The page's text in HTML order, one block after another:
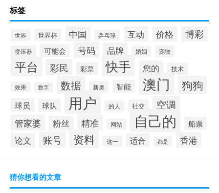
标签
世界 世界杯 中国 乒乓球 互动 价格 博彩
变压器 可能会 号码 品牌 婚姻 宠物
平台 彩民 彩票 快手 您的 技术
效果 数字 数据 新奥 智能 澳门 狗狗
球员 球队 用户 的人 社交 空调
管家婆 粉丝 精准 网站 自己的 船票
论文 账号 资料 这一 适合 都是 香港
猜你想看的文章